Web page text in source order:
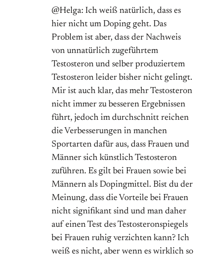
@Helga: Ich weiß natürlich, dass es
hier nicht um Doping geht. Das
Problem ist aber, dass der Nachweis
von unnatürlich zugeführtem
Testosteron und selber produziertem
Testosteron leider bisher nicht gelingt.
Mir ist auch klar, das mehr Testosteron
nicht immer zu besseren Ergebnissen
führt, jedoch im durchschnitt reichen
die Verbesserungen in manchen
Sportarten dafür aus, dass Frauen und
Männer sich künstlich Testosteron
zuführen. Es gilt bei Frauen sowie bei
Männern als Dopingmittel. Bist du der
Meinung, dass die Vorteile bei Frauen
nicht signifikant sind und man daher
auf einen Test des Testosteronspiegels
bei Frauen ruhig verzichten kann? Ich
weiß es nicht, aber wenn es wirklich so